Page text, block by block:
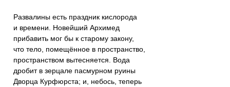
Развалины есть праздник кислорода
и времени. Новейший Архимед
прибавить мог бы к старому закону,
что тело, помещённое в пространство,
пространством вытесняется. Вода
дробит в зерцале пасмурном руины
Дворца Курфюрста; и, небось, теперь